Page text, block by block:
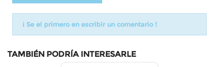
¡ Se el primero en escribir un comentario !
TAMBIÉN PODRÍA INTERESARLE